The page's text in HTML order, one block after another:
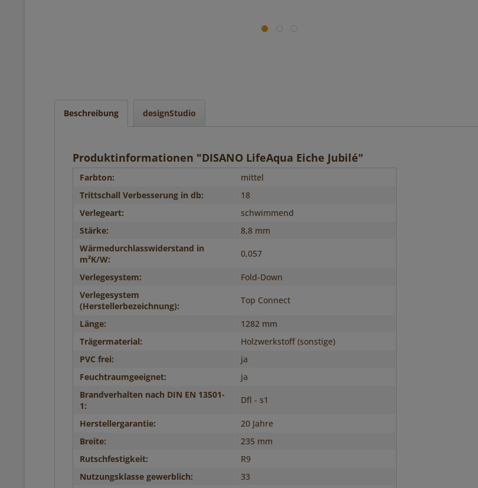
Beschreibung designStudio
Produktinformationen "DISANO LifeAqua Eiche Jubilé"
Farbton:
mittel
Trittschall Verbesserung in db:
18
Verlegeart:
schwimmend
Stärke:
8,8 mm
Wärmedurchlasswiderstand in
m²K/W:
0,057
Verlegesystem:
Fold-Down
Verlegesystem
(Herstellerbezeichnung):
Top Connect
Länge:
1282 mm
Trägermaterial:
Holzwerkstoff (sonstige)
PVC frei:
ja
Feuchtraumgeeignet:
ja
Brandverhalten nach DIN EN 13501-
1:
Dfl - s1
Herstellergarantie:
20 Jahre
Breite:
235 mm
Rutschfestigkeit:
R9
Nutzungsklasse gewerblich:
33